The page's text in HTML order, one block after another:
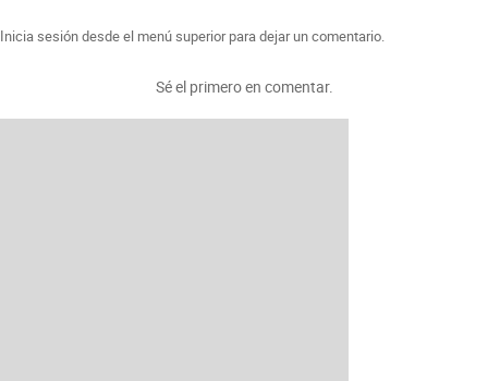
Inicia sesión desde el menú superior para dejar un comentario.
Sé el primero en comentar.